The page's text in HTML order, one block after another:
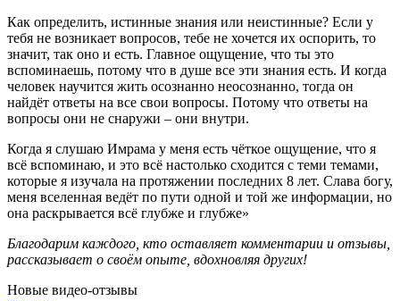
Как определить, истинные знания или неистинные? Если у
тебя не возникает вопросов, тебе не хочется их оспорить, то
значит, так оно и есть. Главное ощущение, что ты это
вспоминаешь, потому что в душе все эти знания есть. И когда
человек научится жить осознанно неосознанно, тогда он
найдёт ответы на все свои вопросы. Потому что ответы на
вопросы они не снаружи – они внутри.
Когда я слушаю Имрама у меня есть чёткое ощущение, что я
всё вспоминаю, и это всё настолько сходится с теми темами,
которые я изучала на протяжении последних 8 лет. Слава богу,
меня вселенная ведёт по пути одной и той же информации, но
она раскрывается всё глубже и глубже»
Благодарим каждого, кто оставляет комментарии и отзывы,
рассказывает о своём опыте, вдохновляя других!
Новые видео-отзывы